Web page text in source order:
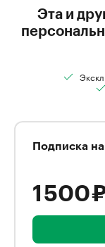
Эта и
Подписка
1 500